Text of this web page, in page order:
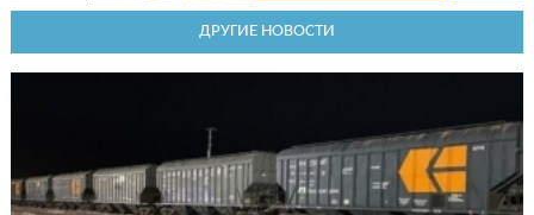
ДРУГИЕ НОВОСТИ